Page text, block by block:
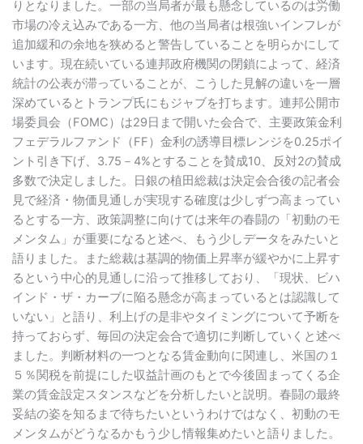
りとなりました。一部の当局者が最も懸念しているのは労働
市場の冷え込みである一方、他の当局者は根強いインフレが
追加緩和の余地を狭めると警告していることを明らかにして
います。現在続いている連邦政府機関の閉鎖によって、経済
統計の公表が滞っていることが、こうした見解の違いを一層
深めているとトランプ氏にもジャブを打ちます。連邦公開市
場委員会（FOMC）は29日まで開いた会合で、主要政策金利
フェデラルファンド（FF）金利の誘導目標レンジを0.25ポイ
ント引き下げ、3.75－4%とすることを賛成10、反対2の賛成
多数で決定しました。日銀の植田総裁は決定会合後の記者会
見で経済・物価見通しが実現する確度は少しずつ高まってい
るとする一方、政策調整に向けては来年の春闘の「初動のモ
メンタム」が重要になると述べ、もう少しデータをみたいと
語りました。また総裁は基調的物価上昇率が緩やかに上昇す
るという中心的見通しに沿って推移しており、「現状、ビハ
インド・ザ・カーブに陥る懸念が高まっているとは認識して
いない」と語り、利上げの是非やタイミングについて予断を
持っておらず、毎回の決定会合で適切に判断していくと述べ
ました。判断材料の一つとなる賃金動向に関連し、米国の１
５％関税を前提にした収益計画のもとで今後固まってくる企
業の賃金設定スタンスなどを分析したいと説明。春闘の最終
妥結の姿を知るまで待ちたいというわけではなく、初動のモ
メンタムがどうなるかもう少し情報集めたいと語りました。